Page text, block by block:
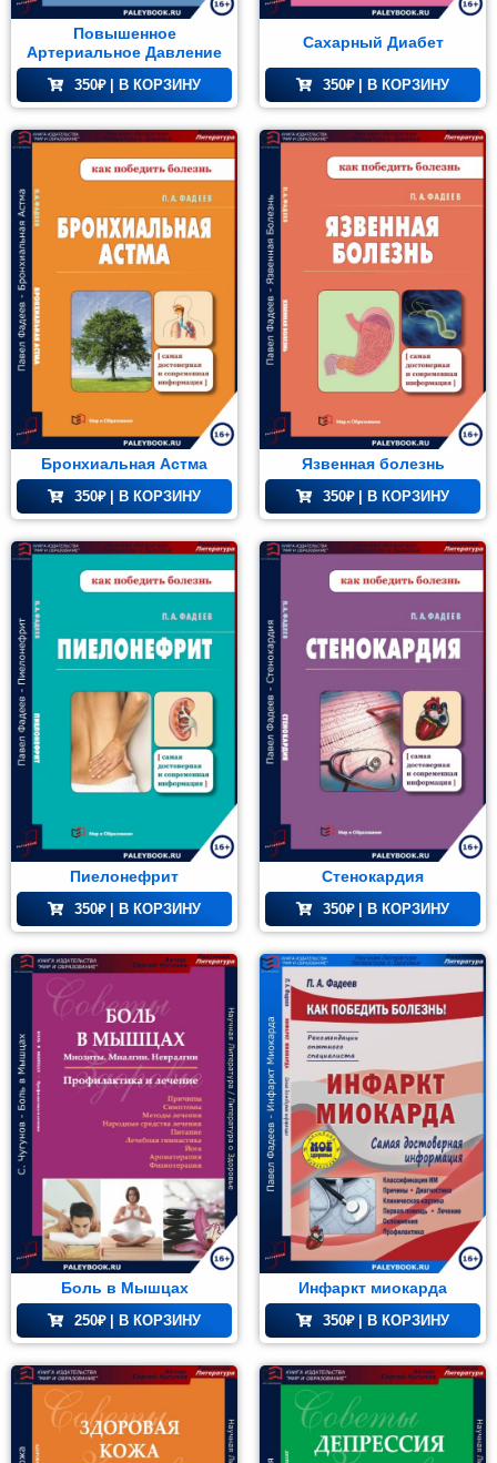
(1)
(1)
(1)
(1)
(2)
Мир и
MOBI
Повышенное
Артериальное Давление
350₽ | В КОРЗИНУ
Сахарный Диабет
350₽ | В КОРЗИНУ
Бронхиальная Астма
350₽ | В КОРЗИНУ
Язвенная болезнь
350₽ | В КОРЗИНУ
Пиелонефрит
350₽ | В КОРЗИНУ
Стенокардия
350₽ | В КОРЗИНУ
Боль в Мышцах
250₽ | В КОРЗИНУ
Инфаркт миокарда
350₽ | В КОРЗИНУ